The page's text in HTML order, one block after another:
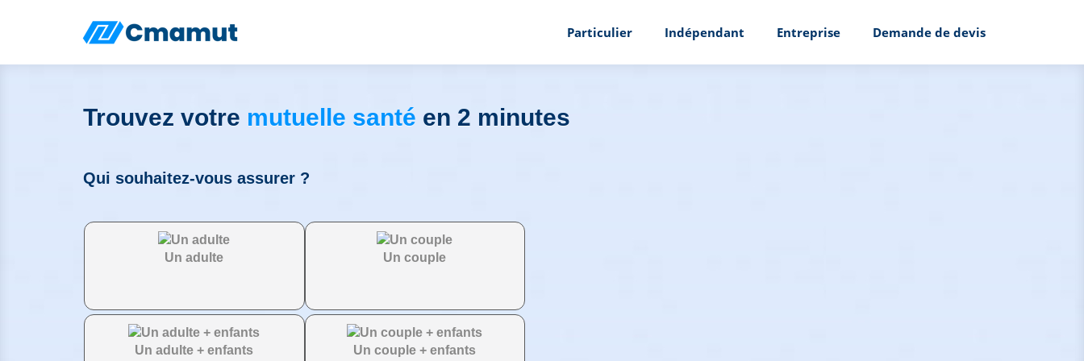
Particulier Indépendant Entreprise Demande de devis
Trouvez votre mutuelle santé en 2 minutes
Qui souhaitez-vous assurer ?
Un adulte Un couple
Un adulte + enfants Un couple + enfants